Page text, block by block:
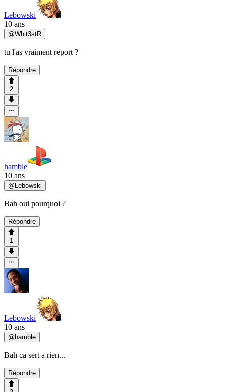
Lebowski
10 ans
@Whit3stR
tu l'as vraiment report ?
Répondre
2
hamble
10 ans
@ Lebowski
Bah oui pourquoi ?
Répondre
1
Lebowski
10 ans
@ hamble
Bah ca sert a rien...
Répondre